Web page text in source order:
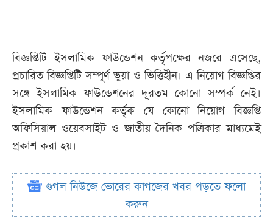
বিজ্ঞপ্তিটি ইসলামিক ফাউন্ডেশন কর্তৃপক্ষের নজরে এসেছে,
প্রচারিত বিজ্ঞপ্তিটি সম্পূর্ণ ভুয়া ও ভিত্তিহীন। এ নিয়োগ বিজ্ঞপ্তির
সঙ্গে ইসলামিক ফাউন্ডেশনের দূরতম কোনো সম্পর্ক নেই।
ইসলামিক ফাউন্ডেশন কর্তৃক যে কোনো নিয়োগ বিজ্ঞপ্তি
অফিসিয়াল ওয়েবসাইট ও জাতীয় দৈনিক পত্রিকার মাধ্যমেই
প্রকাশ করা হয়।
গুগল নিউজে ভোরের কাগজের খবর পড়তে ফলো
করুন